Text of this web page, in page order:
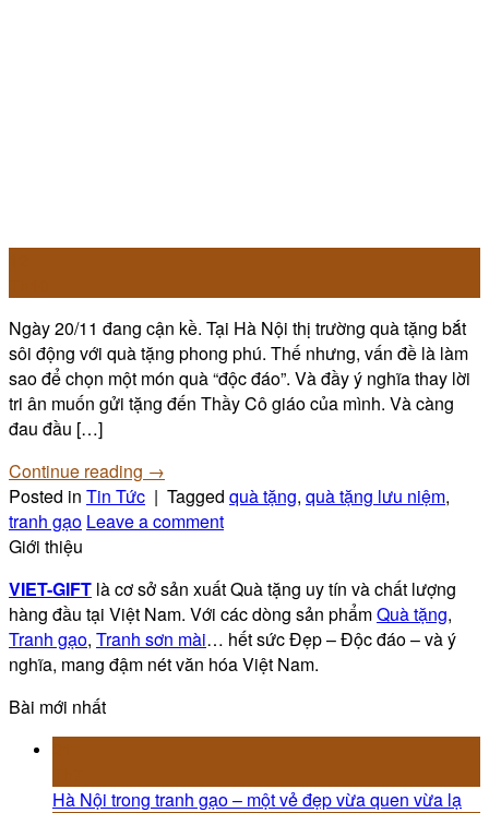
Ngày 20/11 đang cận kề. Tại Hà Nội thị trường quà tặng bắt
sôi động với quà tặng phong phú. Thế nhưng, vấn đề là làm
sao để chọn một món quà “độc đáo”. Và đầy ý nghĩa thay lời
tri ân muốn gửi tặng đến Thầy Cô giáo của mình. Và càng
đau đầu […]
Continue reading →
Posted in Tin Tức | Tagged quà tặng, quà tặng lưu niệm,
tranh gạo Leave a comment
Giới thiệu
VIET-GIFT là cơ sở sản xuất Quà tặng uy tín và chất lượng
hàng đầu tại Việt Nam. Với các dòng sản phẩmQuà tặng,
Tranh gạo, Tranh sơn mài… hết sức Đẹp – Độc đáo – và ý
nghĩa, mang đậm nét văn hóa Việt Nam.
Bài mới nhất
Hà Nội trong tranh gạo – một vẻ đẹp vừa quen vừa lạ